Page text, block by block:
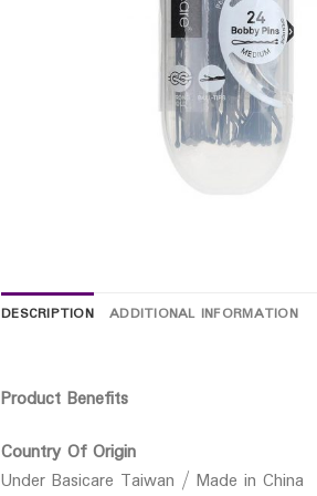
DESCRIPTION ADDITIONAL INFORMATION
Product Benefits
Country Of Origin
Under Basicare Taiwan / Made in China